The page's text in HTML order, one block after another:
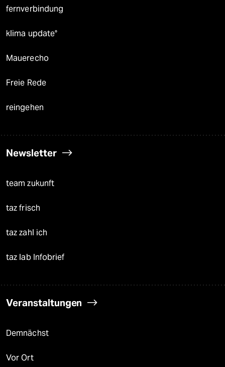
fernverbindung
klima update°
Mauerecho
Freie Rede
reingehen
Newsletter
team zukunft
taz frisch
taz zahl ich
taz lab Infobrief
Veranstaltungen
Demnächst
Vor Ort